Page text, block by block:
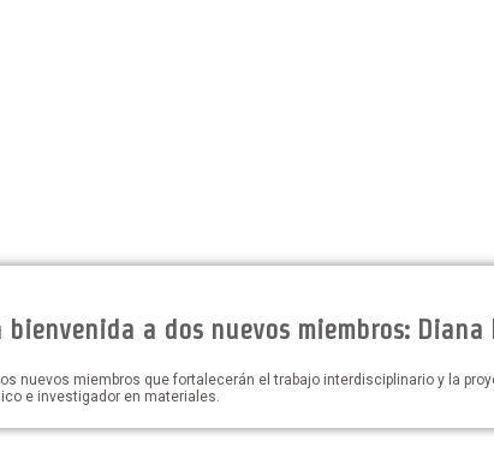
a dos nuevos miembros:
nuevos miembros que fortalecerán el trabajo interdisciplinario y la
e investigador en materiales.